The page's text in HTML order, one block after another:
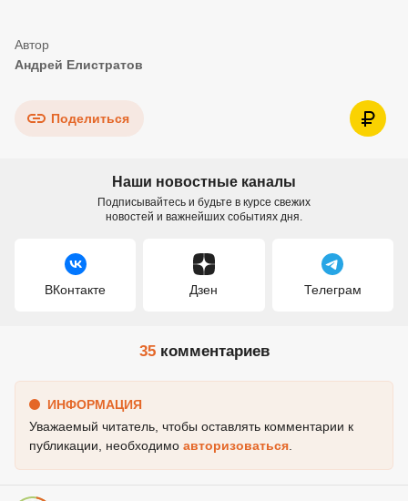
Андрей Елистратов
Поделиться
Наши новостные каналы
Подписывайтесь и будьте в курсе свежих
новостей и важнейших событиях дня.
ВКонтакте Дзен Телеграм
35комментариев
ИНФОРМАЦИЯ
Уважаемый читатель, чтобы оставлять комментарии к
публикации, необходимо авторизоваться